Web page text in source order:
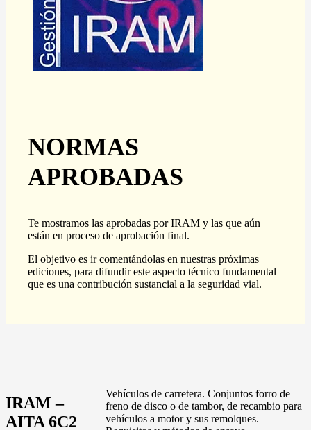
NORMAS
APROBADAS
Te mostramos las aprobadas por IRAM y las que aún
están en proceso de aprobación final.
El objetivo es ir comentándolas en nuestras próximas
ediciones, para difundir este aspecto técnico fundamental
que es una contribución sustancial a la seguridad vial.
IRAM –
AITA 6C2
Vehículos de carretera. Conjuntos forro de
freno de disco o de tambor, de recambio para
vehículos a motor y sus remolques.